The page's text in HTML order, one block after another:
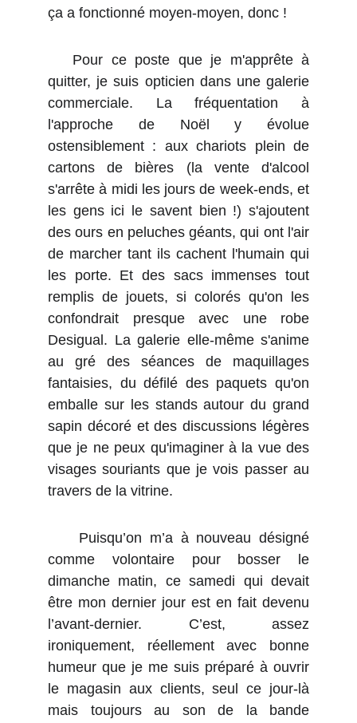
ça a fonctionné moyen-moyen, donc !
Pour ce poste que je m'apprête à
quitter, je suis opticien dans une galerie
commerciale. La fréquentation à
l'approche de Noël y évolue
ostensiblement : aux chariots plein de
cartons de bières (la vente d'alcool
s'arrête à midi les jours de week-ends, et
les gens ici le savent bien !) s'ajoutent
des ours en peluches géants, qui ont l'air
de marcher tant ils cachent l'humain qui
les porte. Et des sacs immenses tout
remplis de jouets, si colorés qu'on les
confondrait presque avec une robe
Desigual. La galerie elle-même s'anime
au gré des séances de maquillages
fantaisies, du défilé des paquets qu'on
emballe sur les stands autour du grand
sapin décoré et des discussions légères
que je ne peux qu'imaginer à la vue des
visages souriants que je vois passer au
travers de la vitrine.
Puisqu’on m’a à nouveau désigné
comme volontaire pour bosser le
dimanche matin, ce samedi qui devait
être mon dernier jour est en fait devenu
l’avant-dernier. C’est, assez
ironiquement, réellement avec bonne
humeur que je me suis préparé à ouvrir
le magasin aux clients, seul ce jour-là
mais toujours au son de la bande